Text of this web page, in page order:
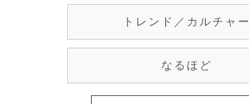
トレンド／カルチャー
なるほど